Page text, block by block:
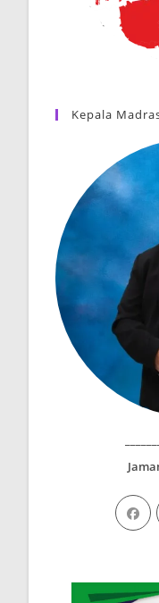
Kepala